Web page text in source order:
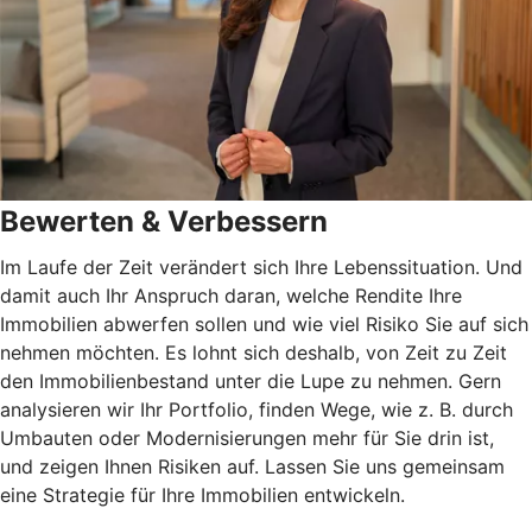
Bewerten & Verbessern
Im Laufe der Zeit verändert sich Ihre Lebenssituation. Und
damit auch Ihr Anspruch daran, welche Rendite Ihre
Immobilien abwerfen sollen und wie viel Risiko Sie auf sich
nehmen möchten. Es lohnt sich deshalb, von Zeit zu Zeit
den Immobilienbestand unter die Lupe zu nehmen. Gern
analysieren wir Ihr Portfolio, finden Wege, wie z. B. durch
Umbauten oder Modernisierungen mehr für Sie drin ist,
und zeigen Ihnen Risiken auf. Lassen Sie uns gemeinsam
eine Strategie für Ihre Immobilien entwickeln.